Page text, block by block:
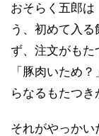
おそらく五郎
う、初めて入
ず、注文がもた
「豚肉いため
らなるもたつき
それがやっか